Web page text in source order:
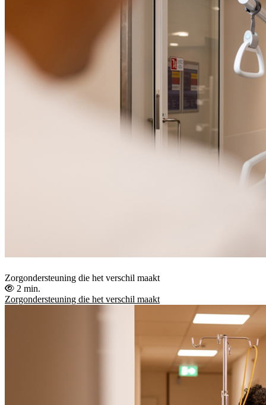
Zorgondersteuning die het verschil maakt
2 min.
Zorgondersteuning die het verschil maakt